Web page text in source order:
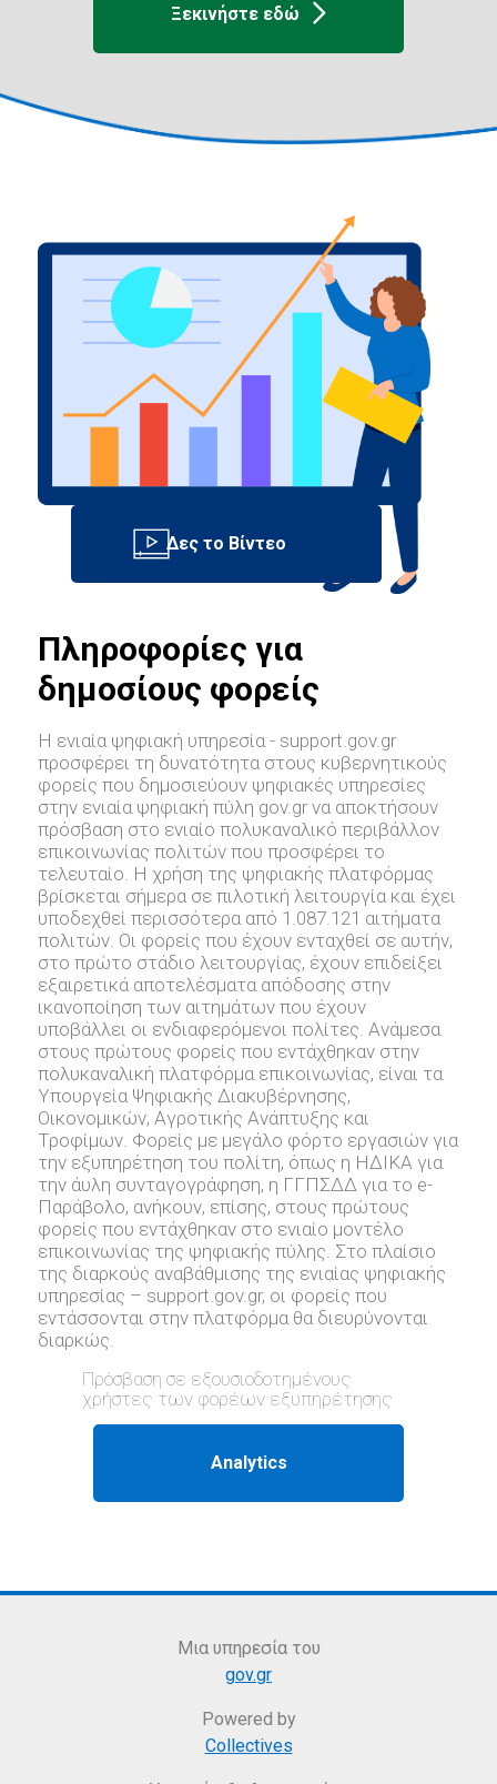
Ξεκινήστε εδώ
Πληροφορίες για
δημοσίους φορείς
Η ενιαία ψηφιακή υπηρεσία - support.gov.gr
προσφέρει τη δυνατότητα στους κυβερνητικούς
φορείς που δημοσιεύουν ψηφιακές υπηρεσίες
στην ενιαία ψηφιακή πύλη gov.gr να αποκτήσουν
πρόσβαση στο ενιαίο πολυκαναλικό περιβάλλον
επικοινωνίας πολιτών που προσφέρει το
τελευταίο. Η χρήση της ψηφιακής πλατφόρμας
βρίσκεται σήμερα σε πιλοτική λειτουργία και έχει
υποδεχθεί περισσότερα από 1.087.121 αιτήματα
πολιτών. Οι φορείς που έχουν ενταχθεί σε αυτήν,
στο πρώτο στάδιο λειτουργίας, έχουν επιδείξει
εξαιρετικά αποτελέσματα απόδοσης στην
ικανοποίηση των αιτημάτων που έχουν
υποβάλλει οι ενδιαφερόμενοι πολίτες. Ανάμεσα
στους πρώτους φορείς που εντάχθηκαν στην
πολυκαναλική πλατφόρμα επικοινωνίας, είναι τα
Υπουργεία Ψηφιακής Διακυβέρνησης,
Οικονομικών, Αγροτικής Ανάπτυξης και
Τροφίμων. Φορείς με μεγάλο φόρτο εργασιών για
την εξυπηρέτηση του πολίτη, όπως η ΗΔΙΚΑ για
την άυλη συνταγογράφηση, η ΓΓΠΣΔΔ για το e-
Παράβολο, ανήκουν, επίσης, στους πρώτους
φορείς που εντάχθηκαν στο ενιαίο μοντέλο
επικοινωνίας της ψηφιακής πύλης. Στο πλαίσιο
της διαρκούς αναβάθμισης της ενιαίας ψηφιακής
υπηρεσίας – support.gov.gr, oι φορείς που
εντάσσονται στην πλατφόρμα θα διευρύνονται
διαρκώς.
Πρόσβαση σε εξουσιοδοτημένους
χρήστες των φορέων εξυπηρέτησης
Μια υπηρεσία του
gov.gr
Powered by
Collectives